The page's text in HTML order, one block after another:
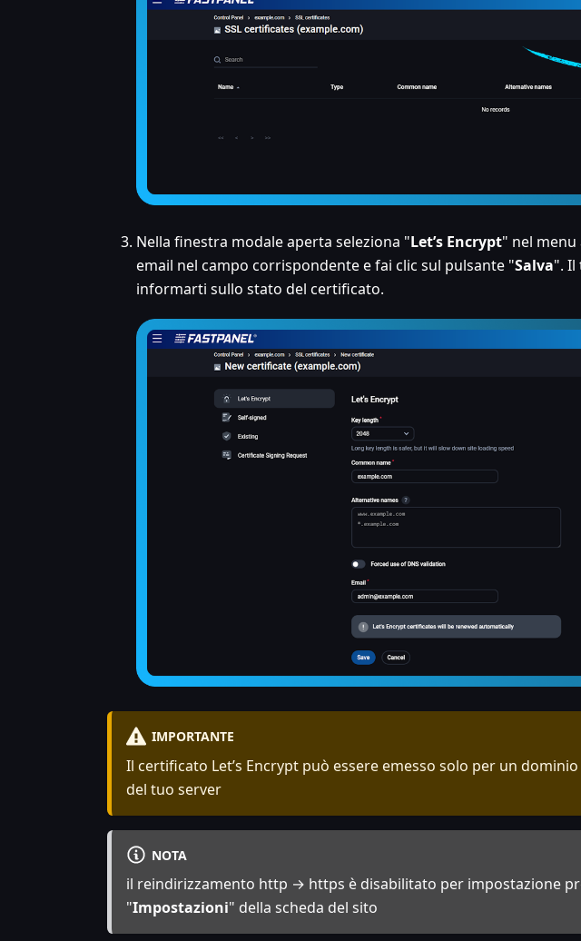
Nella finestra modale aperta seleziona "Let’s Encrypt" nel menu
email nel campo corrispondente e fai clic sul pulsante "Salva". Il
informarti sullo stato del certificato.
IMPORTANTE
Il certificato Let’s Encrypt può essere emesso solo per un
del tuo server
NOTA
il reindirizzamento http → https è disabilitato per impostazione
"Impostazioni" della scheda del sito